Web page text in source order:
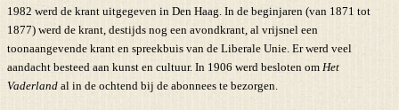
1982 werd de krant uitgegeven in Den Haag. In de beginjaren (van 1871 tot
1877) werd de krant, destijds nog een avondkrant, al vrijsnel een
toonaangevende krant en spreekbuis van de Liberale Unie. Er werd veel
aandacht besteed aan kunst en cultuur. In 1906 werd besloten om Het
Vaderland al in de ochtend bij de abonnees te bezorgen.